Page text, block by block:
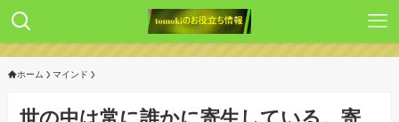
ホーム マインド